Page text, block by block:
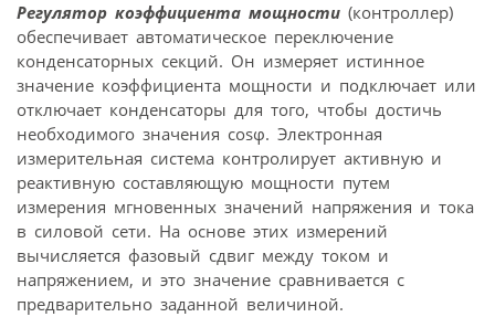
Регулятор коэффициента мощности (контроллер)
обеспечивает автоматическое переключение
конденсаторных секций. Он измеряет истинное
значение коэффициента мощности и подключает или
отключает конденсаторы для того, чтобы достичь
необходимого значения cosφ. Электронная
измерительная система контролирует активную и
реактивную составляющую мощности путем
измерения мгновенных значений напряжения и тока
в силовой сети. На основе этих измерений
вычисляется фазовый сдвиг между током и
напряжением, и это значение сравнивается с
предварительно заданной величиной.